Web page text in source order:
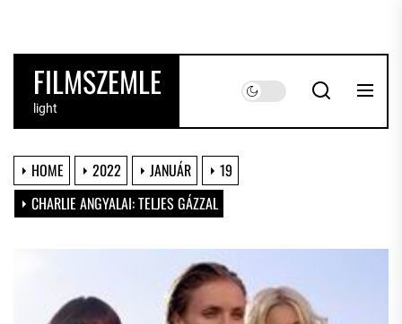
the
contentFILMSZEMLE
light
HOME 2022 JANUÁR
19
CHARLIE ANGYALAI: TELJES GÁZZAL